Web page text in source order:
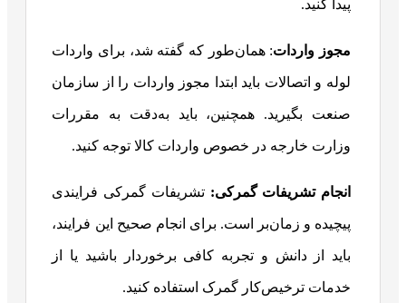
پیدا کنید.
مجوز واردات: همان‌طور که گفته شد، برای واردات
لوله و اتصالات باید ابتدا مجوز واردات را از سازمان
صنعت بگیرید. همچنین، باید به‌دقت به مقررات
وزارت خارجه در خصوص واردات کالا توجه کنید.
انجام تشریفات گمرکی: تشریفات گمرکی فرایندی
پیچیده و زمان‌بر است. برای انجام صحیح این فرایند،
باید از دانش و تجربه کافی برخوردار باشید یا از
خدمات ترخیص‌کار گمرک استفاده کنید.